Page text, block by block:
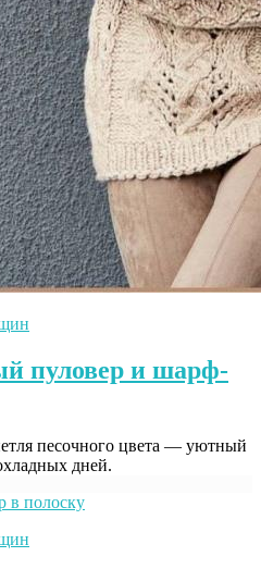
пуловер и шарф-
песочного цвета — уютный
дней.